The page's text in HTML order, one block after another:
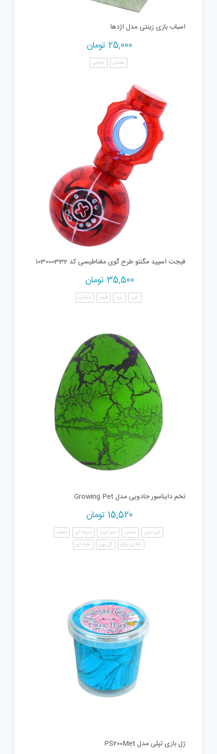
اسباب بازی زینتی مدل اژدها
25,000 تومان
بنفش یشمی
فیجت اسپید مگنتو طرح گوی مغناطیسی کد 103000332
35,500 تومان
آبی زرد قرمز مشکی
تخم دایناسور جادویی مدل Growing Pet
15,520 تومان
آبی نیلی بنفش سبز تیره سرمه ای
سفید
طلایی براق
گل بهی نقره ای
ژل بازی تپلی مدل PS200Met